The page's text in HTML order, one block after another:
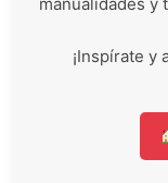
¡Inspírate y